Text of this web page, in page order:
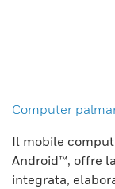
Computer
Il mobile
Android™, offre
integrata,